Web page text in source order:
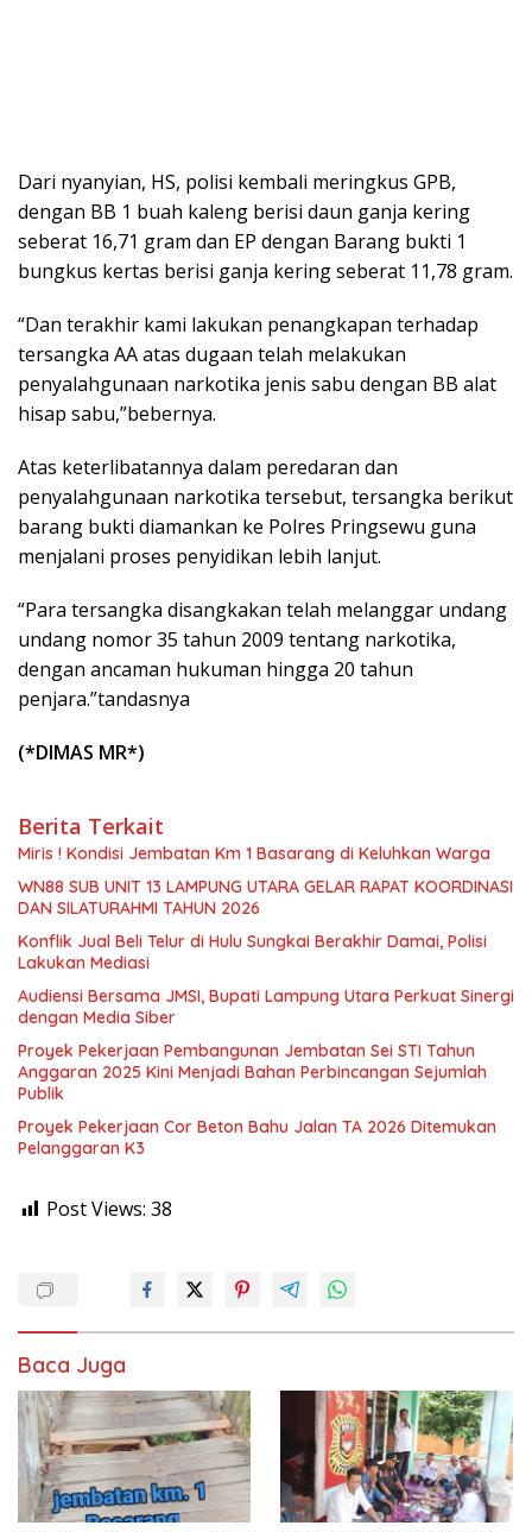
Dari nyanyian, HS, polisi kembali meringkus GPB,
dengan BB 1 buah kaleng berisi daun ganja kering
seberat 16,71 gram dan EP dengan Barang bukti 1
bungkus kertas berisi ganja kering seberat 11,78 gram.
“Dan terakhir kami lakukan penangkapan terhadap
tersangka AA atas dugaan telah melakukan
penyalahgunaan narkotika jenis sabu dengan BB alat
hisap sabu,”bebernya.
Atas keterlibatannya dalam peredaran dan
penyalahgunaan narkotika tersebut, tersangka berikut
barang bukti diamankan ke Polres Pringsewu guna
menjalani proses penyidikan lebih lanjut.
“Para tersangka disangkakan telah melanggar undang
undang nomor 35 tahun 2009 tentang narkotika,
dengan ancaman hukuman hingga 20 tahun
penjara.”tandasnya
(*DIMAS MR*)
Berita Terkait
Miris ! Kondisi Jembatan Km 1 Basarang di Keluhkan Warga
WN88 SUB UNIT 13 LAMPUNG UTARA GELAR RAPAT KOORDINASI
DAN SILATURAHMI TAHUN 2026
Konflik Jual Beli Telur di Hulu Sungkai Berakhir Damai, Polisi
Lakukan Mediasi
Audiensi Bersama JMSI, Bupati Lampung Utara Perkuat Sinergi
dengan Media Siber
Proyek Pekerjaan Pembangunan Jembatan Sei STI Tahun
Anggaran 2025 Kini Menjadi Bahan Perbincangan Sejumlah
Publik
Proyek Pekerjaan Cor Beton Bahu Jalan TA 2026 Ditemukan
Pelanggaran K3
Post Views: 38
Baca Juga